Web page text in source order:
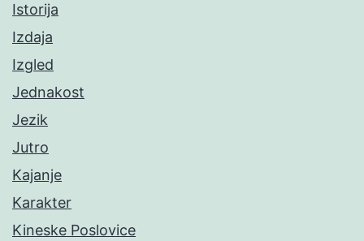
Istorija
Izdaja
Izgled
Jednakost
Jezik
Jutro
Kajanje
Karakter
Kineske Poslovice